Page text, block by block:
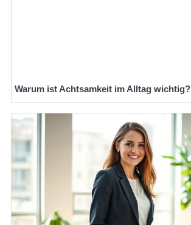
Warum ist Achtsamkeit im Alltag wichtig?